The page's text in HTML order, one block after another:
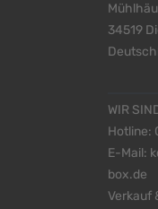
34519
WIR
Hotline:
E-Mail:
box.de
Verkauf